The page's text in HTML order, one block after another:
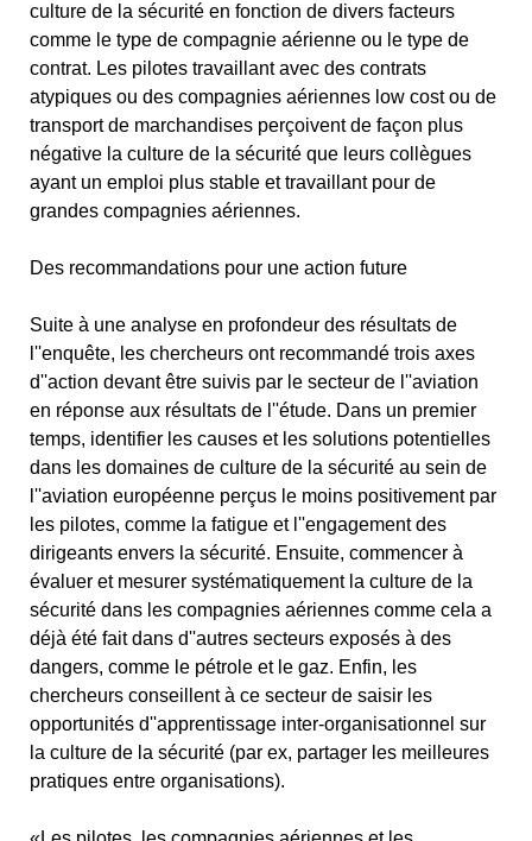
culture de la sécurité en fonction de divers facteurs
comme le type de compagnie aérienne ou le type de
contrat. Les pilotes travaillant avec des contrats
atypiques ou des compagnies aériennes low cost ou de
transport de marchandises perçoivent de façon plus
négative la culture de la sécurité que leurs collègues
ayant un emploi plus stable et travaillant pour de
grandes compagnies aériennes.
Des recommandations pour une action future
Suite à une analyse en profondeur des résultats de
l''enquête, les chercheurs ont recommandé trois axes
d''action devant être suivis par le secteur de l''aviation
en réponse aux résultats de l''étude. Dans un premier
temps, identifier les causes et les solutions potentielles
dans les domaines de culture de la sécurité au sein de
l''aviation européenne perçus le moins positivement par
les pilotes, comme la fatigue et l''engagement des
dirigeants envers la sécurité. Ensuite, commencer à
évaluer et mesurer systématiquement la culture de la
sécurité dans les compagnies aériennes comme cela a
déjà été fait dans d''autres secteurs exposés à des
dangers, comme le pétrole et le gaz. Enfin, les
chercheurs conseillent à ce secteur de saisir les
opportunités d''apprentissage inter-organisationnel sur
la culture de la sécurité (par ex, partager les meilleures
pratiques entre organisations).